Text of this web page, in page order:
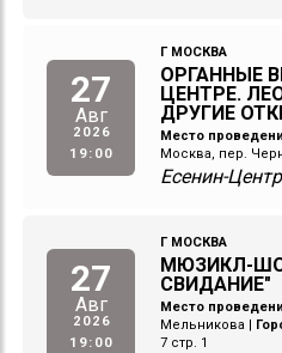
27
Авг
2026
19:00
Г МОСКВА
ОРГАННЫЕ
ЦЕНТРЕ.
ДРУГИЕ
Место
Москва, пер.
Есенин-Центр
27
Авг
2026
19:00
Г МОСКВА
МЮЗИКЛ-
СВИДАНИЕ"
Место
Мельникова
7 стр. 1